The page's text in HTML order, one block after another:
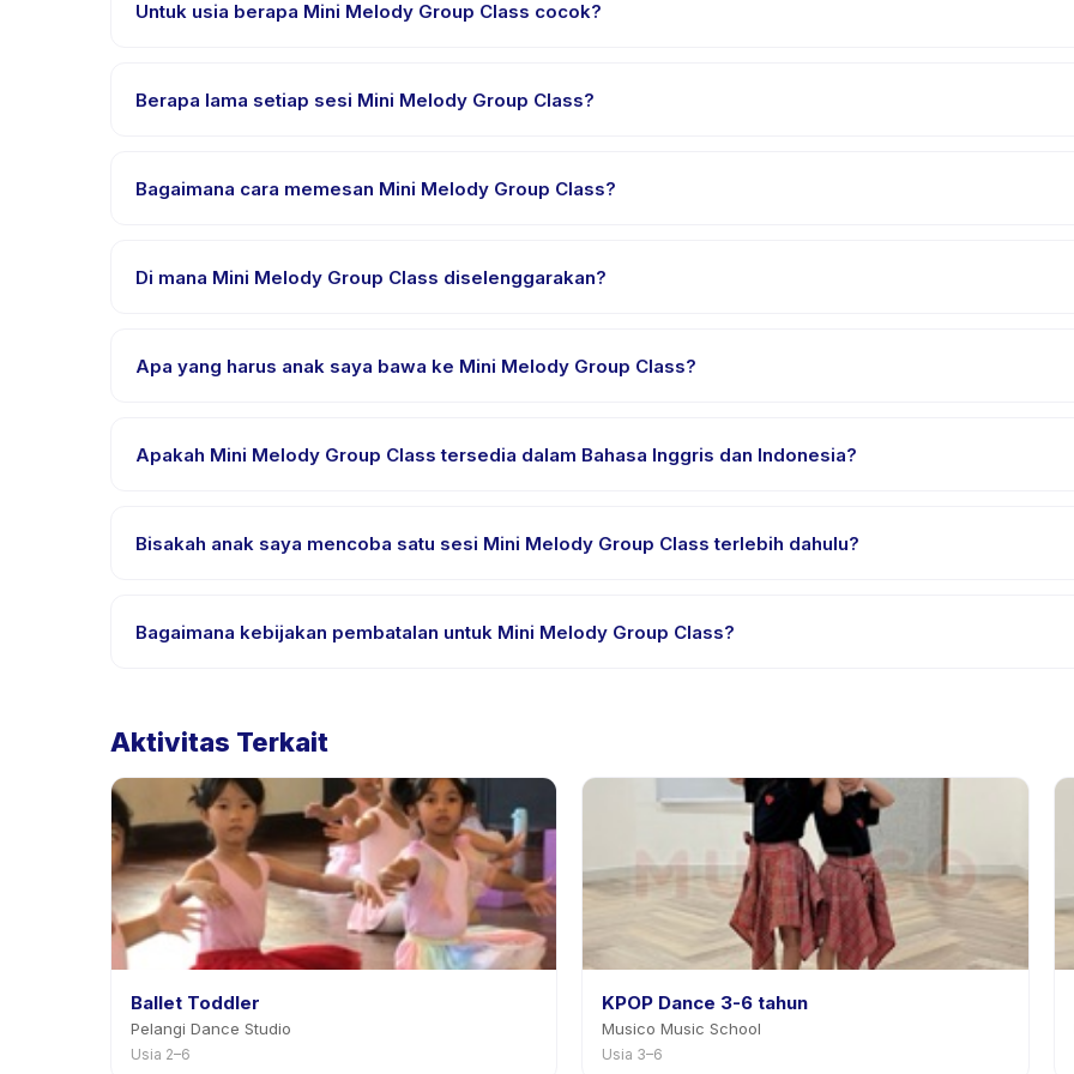
Untuk usia berapa Mini Melody Group Class cocok?
sehingga setiap anak mendapat tantangan yang sesuai.
Berapa lama setiap sesi Mini Melody Group Class?
Bagaimana cara memesan Mini Melody Group Class?
segera setelah pembayaran berhasil.
Di mana Mini Melody Group Class diselenggarakan?
Apa yang harus anak saya bawa ke Mini Melody Group Class?
pemesanan.
Apakah Mini Melody Group Class tersedia dalam Bahasa Inggris dan Indonesia?
untuk bahasa yang didukung.
Bisakah anak saya mencoba satu sesi Mini Melody Group Class terlebih dahulu?
Bagaimana kebijakan pembatalan untuk Mini Melody Group Class?
Aktivitas Terkait
Ballet Toddler
Pelangi Dance Studio
Usia 2–6
KPOP Dance 3-6 tahun
Musico Music School
Usia 3–6